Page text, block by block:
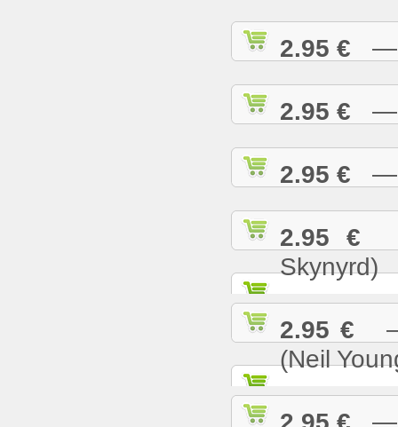
2.95 € —
2.95 € —
2.95 € —
2.95 €
Skynyrd)
2.95 € —
(Neil